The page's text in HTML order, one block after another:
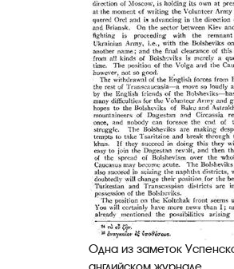
Одна из заметок